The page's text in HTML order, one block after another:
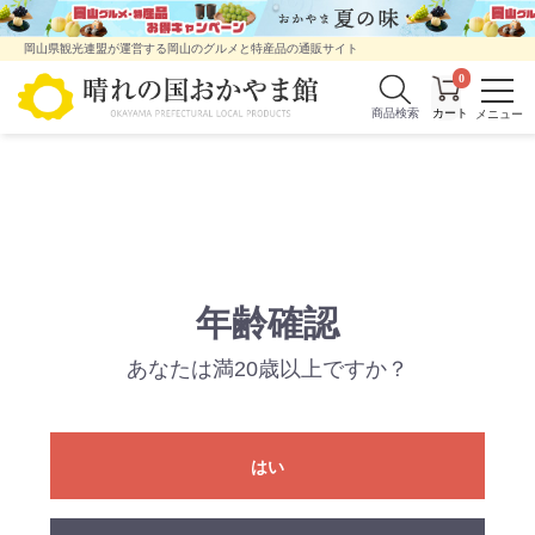
岡山県観光連盟が運営する岡山のグルメと特産品の通販サイト
商品検索
0
年齢確認
あなたは満20歳以上ですか？
はい